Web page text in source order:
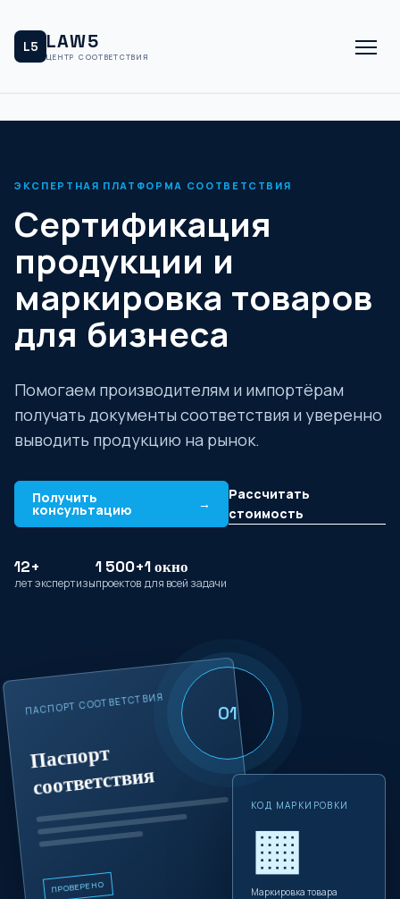
L5 LAW5
ЦЕНТР СООТВЕТСТВИЯ
ЭКСПЕРТНАЯ ПЛАТФОРМА СООТВЕТСТВИЯ
Сертификация
продукции и
маркировка товаров
для бизнеса
Помогаем производителям и импортёрам
получать документы соответствия и уверенно
выводить продукцию на рынок.
Получить
консультацию →
Рассчитать
стоимость
12+
лет экспертизы
1 500+
проектов
1 окно
для всей задачи
ПАСПОРТ СООТВЕТСТВИЯ
Паспорт
соответствия
ПРОВЕРЕНО
КОД МАРКИРОВКИ
▦
Маркировка товара
01